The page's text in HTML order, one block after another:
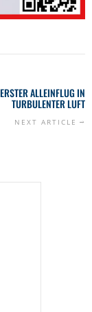
ERSTER ALLEINFLUG IN
TURBULENTER LUFT
NEXT ARTICLE